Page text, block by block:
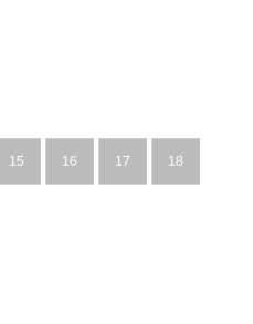
15 16 17 18